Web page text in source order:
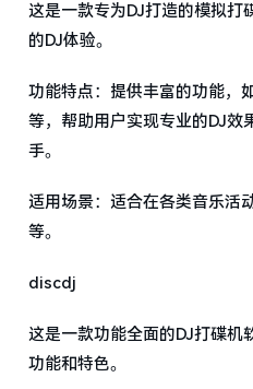
这是一款专为DJ打造的模拟打
的DJ体验。
功能特点：提供丰富的功能，
等，帮助用户实现专业的DJ效
手。
适用场景：适合在各类音乐活
等。
discdj
这是一款功能全面的DJ打碟机
功能和特色。